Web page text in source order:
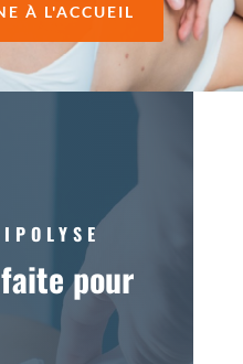
À L'ACCUEIL
pour